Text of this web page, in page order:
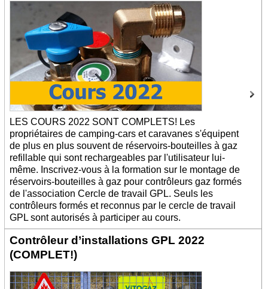
LES COURS 2022 SONT COMPLETS! Les
propriétaires de camping-cars et caravanes s'équipent
de plus en plus souvent de réservoirs-bouteilles à gaz
refillable qui sont rechargeables par l'utilisateur lui-
même. Inscrivez-vous à la formation sur le montage de
réservoirs-bouteilles à gaz pour contrôleurs gaz formés
de l'association Cercle de travail GPL. Seuls les
contrôleurs formés et reconnus par le cercle de travail
GPL sont autorisés à participer au cours.
Contrôleur d’installations GPL 2022
(COMPLET!)